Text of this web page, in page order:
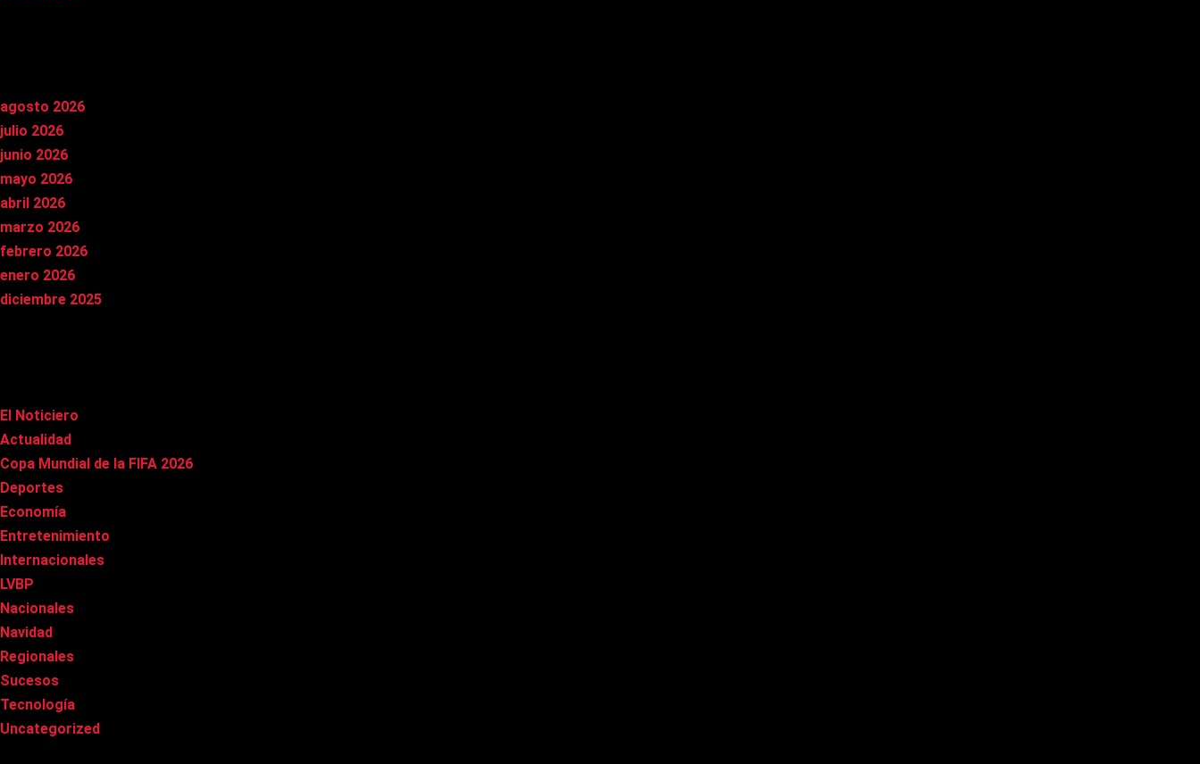
agosto 2026
julio 2026
junio 2026
mayo 2026
abril 2026
marzo 2026
febrero 2026
enero 2026
diciembre 2025
El Noticiero
Actualidad
Copa Mundial de la FIFA 2026
Deportes
Economía
Entretenimiento
Internacionales
LVBP
Nacionales
Navidad
Regionales
Sucesos
Tecnología
Uncategorized